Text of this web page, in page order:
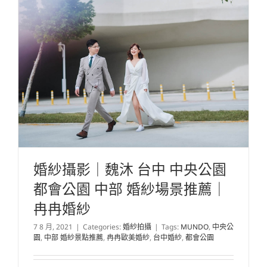
婚紗攝影｜魏沐 台中 中央公園
都會公園 中部 婚紗場景推薦｜
冉冉婚紗
7 8 月, 2021 | Categories:婚紗拍攝 | Tags: MUNDO, 中央公
園, 中部 婚紗景點推薦, 冉冉歐美婚紗, 台中婚紗, 都會公園